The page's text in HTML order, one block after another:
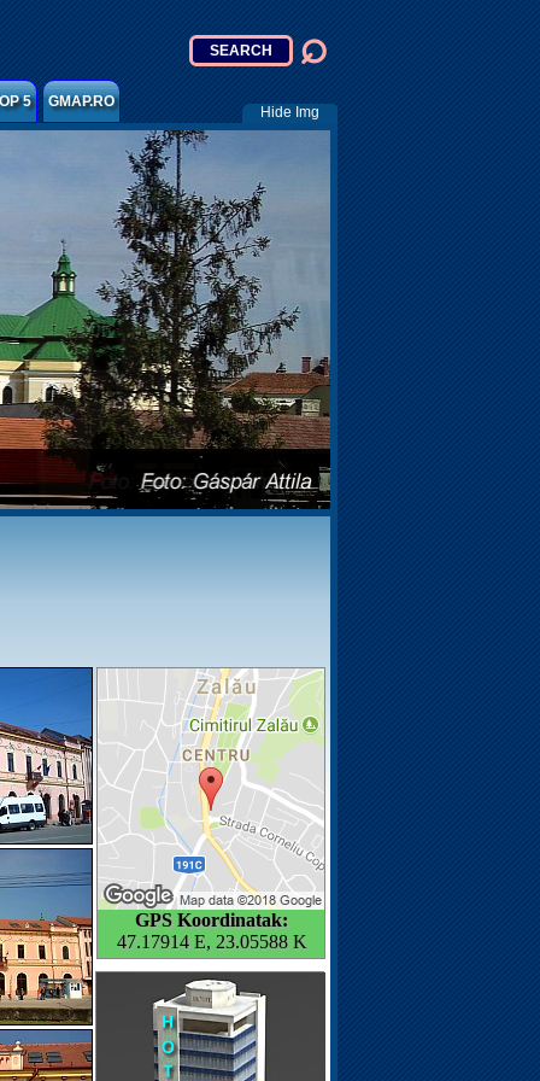
5 GMAP.RO
Hide Img
GPS Koordinatak:
47.17914 E, 23.05588 K